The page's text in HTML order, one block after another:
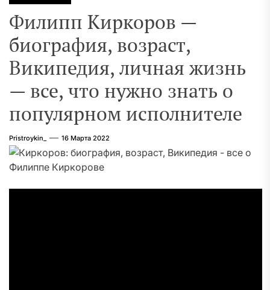
Филипп Киркоров —
биография, возраст,
Википедия, личная жизнь
— все, что нужно знать о
популярном исполнителе
Pristroykin_ 16 Марта 2022